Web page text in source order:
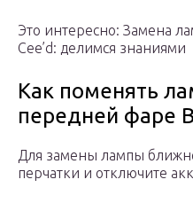
Это интересно: Замена
Cee’d: делимся знаниями
Как поменять
передней фаре
Для замены лампы
перчатки и отключите